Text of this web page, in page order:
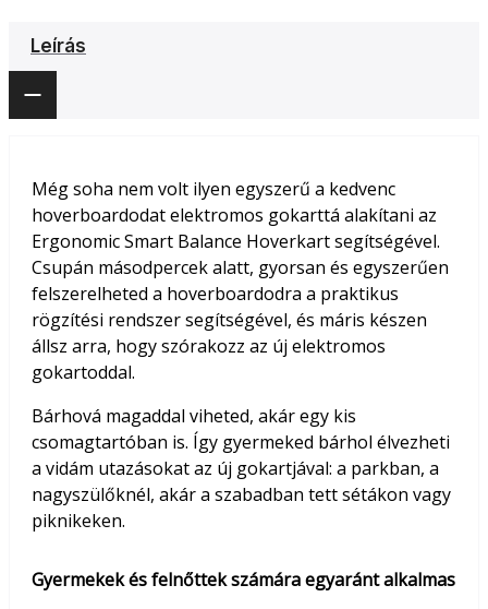
Leírás
Még soha nem volt ilyen egyszerű a kedvenc
hoverboardodat elektromos gokarttá alakítani az
Ergonomic Smart Balance Hoverkart segítségével.
Csupán másodpercek alatt, gyorsan és egyszerűen
felszerelheted a hoverboardodra a praktikus
rögzítési rendszer segítségével, és máris készen
állsz arra, hogy szórakozz az új elektromos
gokartoddal.
Bárhová magaddal viheted, akár egy kis
csomagtartóban is. Így gyermeked bárhol élvezheti
a vidám utazásokat az új gokartjával: a parkban, a
nagyszülőknél, akár a szabadban tett sétákon vagy
piknikeken.
Gyermekek és felnőttek számára egyaránt alkalmas